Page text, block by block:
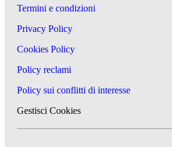
Termini e condizioni
Privacy Policy
Cookies Policy
Policy reclami
Policy sui conflitti di interesse
Gestisci Cookies